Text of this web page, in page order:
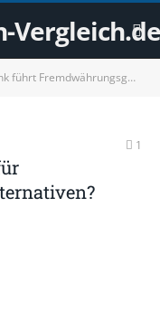
für SmartCard ein: Gibt es Alternativen?
1